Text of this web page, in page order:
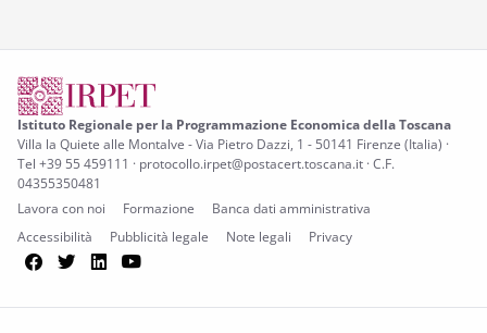
Istituto Regionale per la Programmazione Economica della Toscana
Villa la Quiete alle Montalve - Via Pietro Dazzi, 1 - 50141 Firenze (Italia) ·
Tel +39 55 459111 · protocollo.irpet@postacert.toscana.it · C.F.
04355350481
Lavora con noi
Formazione
Banca dati amministrativa
Accessibilità
Pubblicità legale Note legali Privacy
Facebook
TwitterLinkedIn